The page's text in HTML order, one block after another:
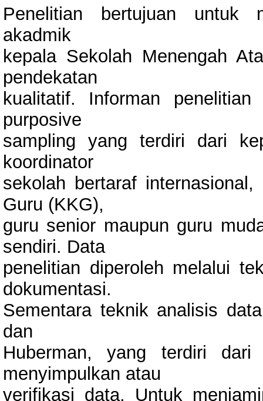
Penelitian bertujuan untuk
akadmik
kepala Sekolah Menengah
pendekatan
kualitatif. Informan
purposive
sampling yang terdiri dari
koordinator
sekolah bertaraf
Guru (KKG),
guru senior maupun guru
sendiri. Data
penelitian diperoleh melalui
dokumentasi.
Sementara teknik analisis
dan
Huberman, yang terdiri
menyimpulkan atau
verifikasi data. Untuk